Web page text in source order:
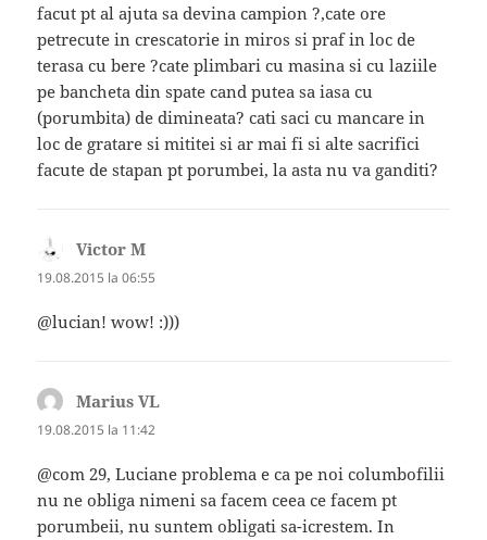
facut pt al ajuta sa devina campion ?,cate ore
petrecute in crescatorie in miros si praf in loc de
terasa cu bere ?cate plimbari cu masina si cu laziile
pe bancheta din spate cand putea sa iasa cu
(porumbita) de dimineata? cati saci cu mancare in
loc de gratare si mititei si ar mai fi si alte sacrifici
facute de stapan pt porumbei, la asta nu va ganditi?
Victor M
19.08.2015 la 06:55
@lucian! wow! :)))
Marius VL
19.08.2015 la 11:42
@com 29, Luciane problema e ca pe noi columbofilii
nu ne obliga nimeni sa facem ceea ce facem pt
porumbeii, nu suntem obligati sa-icrestem. In